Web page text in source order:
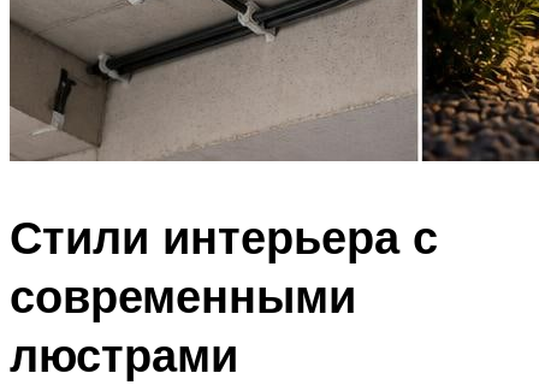
Стили интерьера с
современными
люстрами